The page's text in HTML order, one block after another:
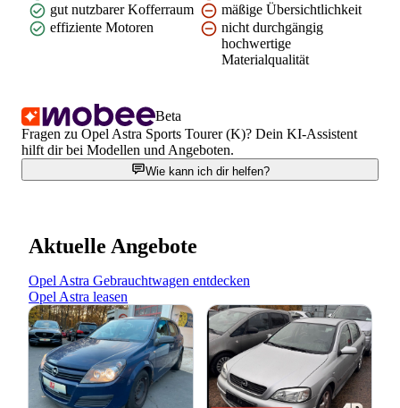
gut nutzbarer Kofferraum
effiziente Motoren
mäßige Übersichtlichkeit
nicht durchgängig
hochwertige
Materialqualität
Beta
Fragen zu Opel Astra Sports Tourer (K)? Dein KI-Assistent
hilft dir bei Modellen und Angeboten.
Wie kann ich dir helfen?
Aktuelle Angebote
Opel Astra Gebrauchtwagen entdecken
Opel Astra leasen